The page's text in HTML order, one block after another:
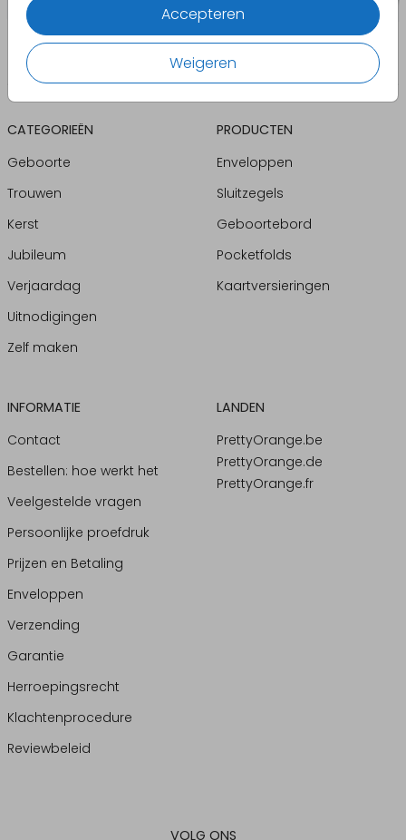
Accepteren
Weigeren
CATEGORIEËN
Geboorte
Trouwen
Kerst
Jubileum
Verjaardag
Uitnodigingen
Zelf maken
PRODUCTEN
Enveloppen
Sluitzegels
Geboortebord
Pocketfolds
Kaartversieringen
INFORMATIE
Contact
Bestellen: hoe werkt het
Veelgestelde vragen
Persoonlijke proefdruk
Prijzen en Betaling
Enveloppen
Verzending
Garantie
Herroepingsrecht
Klachtenprocedure
Reviewbeleid
LANDEN
PrettyOrange.be
PrettyOrange.de
PrettyOrange.fr
VOLG ONS